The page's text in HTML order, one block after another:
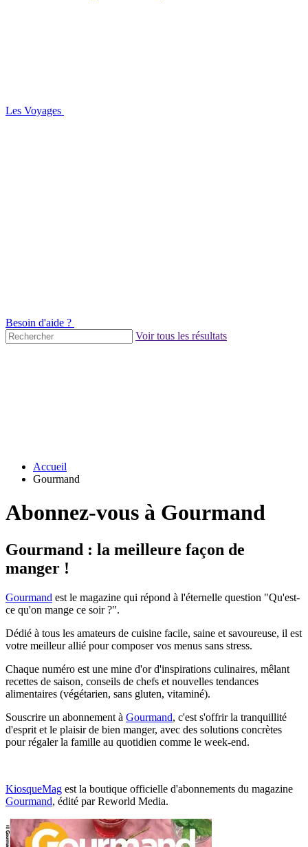
Les Voyages
Besoin d'aide ?
Voir tous les résultats
Accueil
Gourmand
Abonnez-vous à Gourmand
Gourmand : la meilleure façon de
manger !
Gourmand est le magazine qui répond à l'éternelle question "Qu'est-
ce qu'on mange ce soir ?".
Dédié à tous les amateurs de cuisine facile, saine et savoureuse, il est
votre meilleur allié pour composer vos menus sans stress.
Chaque numéro est une mine d'or d'inspirations culinaires, mêlant
recettes de saison, conseils de chefs et nouvelles tendances
alimentaires (végétarien, sans gluten, vitaminé).
Souscrire un abonnement à Gourmand, c'est s'offrir la tranquillité
d'esprit et le plaisir de bien manger, avec des solutions concrètes
pour régaler la famille au quotidien comme le week-end.
KiosqueMag est la boutique officielle d'abonnements du magazine
Gourmand, édité par Reworld Media.